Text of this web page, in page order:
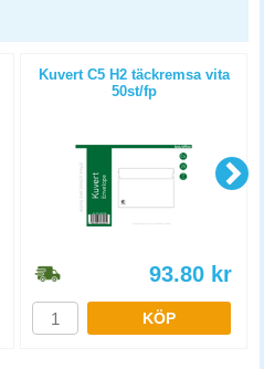
Kuvert C5 H2 täckremsa vita
50st/fp
93.80 kr
KÖP